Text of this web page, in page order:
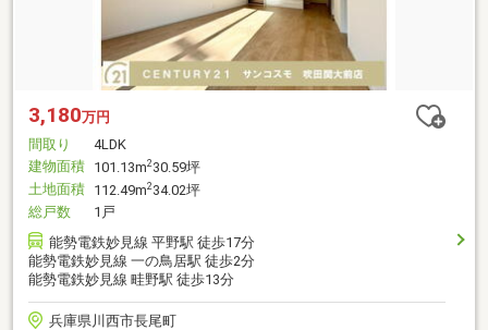
3,180万円
間取り
4LDK
建物面積 101.13m230.59坪
土地面積 112.49m234.02坪
総戸数
1戸
能勢電鉄妙見線 平野駅 徒歩17分
能勢電鉄妙見線 一の鳥居駅 徒歩2分
能勢電鉄妙見線 畦野駅 徒歩13分
兵庫県川西市長尾町